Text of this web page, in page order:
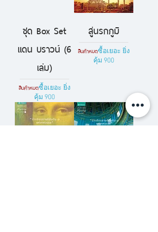
ชุด Box Set
แดน บราวน์ (6
เล่ม)
สินค้าหมดซื้อเยอะ ยิ่ง
คุ้ม 900
สู่นรกภูมิ
สินค้าหมดซื้อเยอะ ยิ่ง
คุ้ม 900